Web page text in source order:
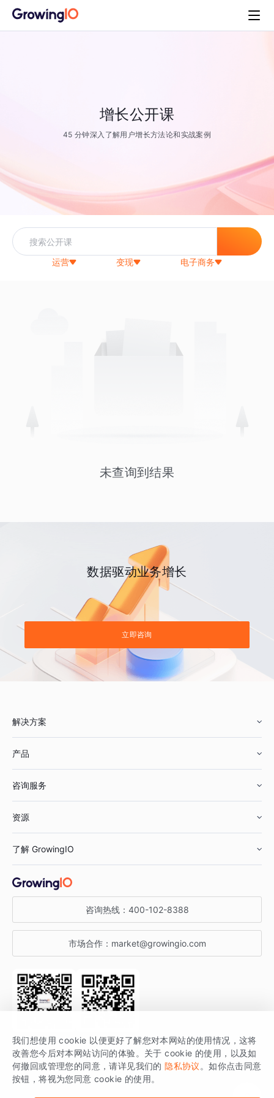
增长公开课
45 分钟深入了解用户增长方法论和实战案例
运营 变现 电子商务
未查询到结果
数据驱动业务增长
立即咨询
解决方案
鞋服行业
汽车行业
金融行业
产品
智能运营
获客分析
咨询服务
资源
增长公开课
增长博客
开发者文档
SDK 文档
场景指南
了解 GrowingIO
关于 GrowingIO
增长大会
行业活动
咨询热线： 400-102-8388
市场合作： market@growingio.com
关注公众号 获取更多干货
GrowingIO 是专注于数据智能分析与增长的品牌，核心平台为 GrowingIO
分析云。
我们想使用 cookie 以便更好了解您对本网站的使用情况，这将
改善您今后对本网站访问的体验。关于 cookie 的使用，以及如
何撤回或管理您的同意，请详见我们的 隐私协议 。如你点击同意
按钮，将视为您同意 cookie 的使用。